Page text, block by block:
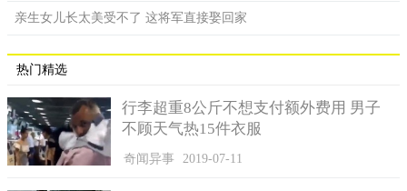
亲生女儿长太美受不了 这将军直接娶回家
热门精选
行李超重8公斤不想支付额外费用 男子
不顾天气热15件衣服
奇闻异事 2019-07-11